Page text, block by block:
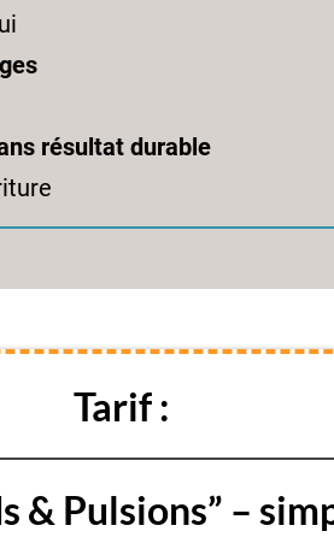
résultat durable
Tarif :
& Pulsions” –